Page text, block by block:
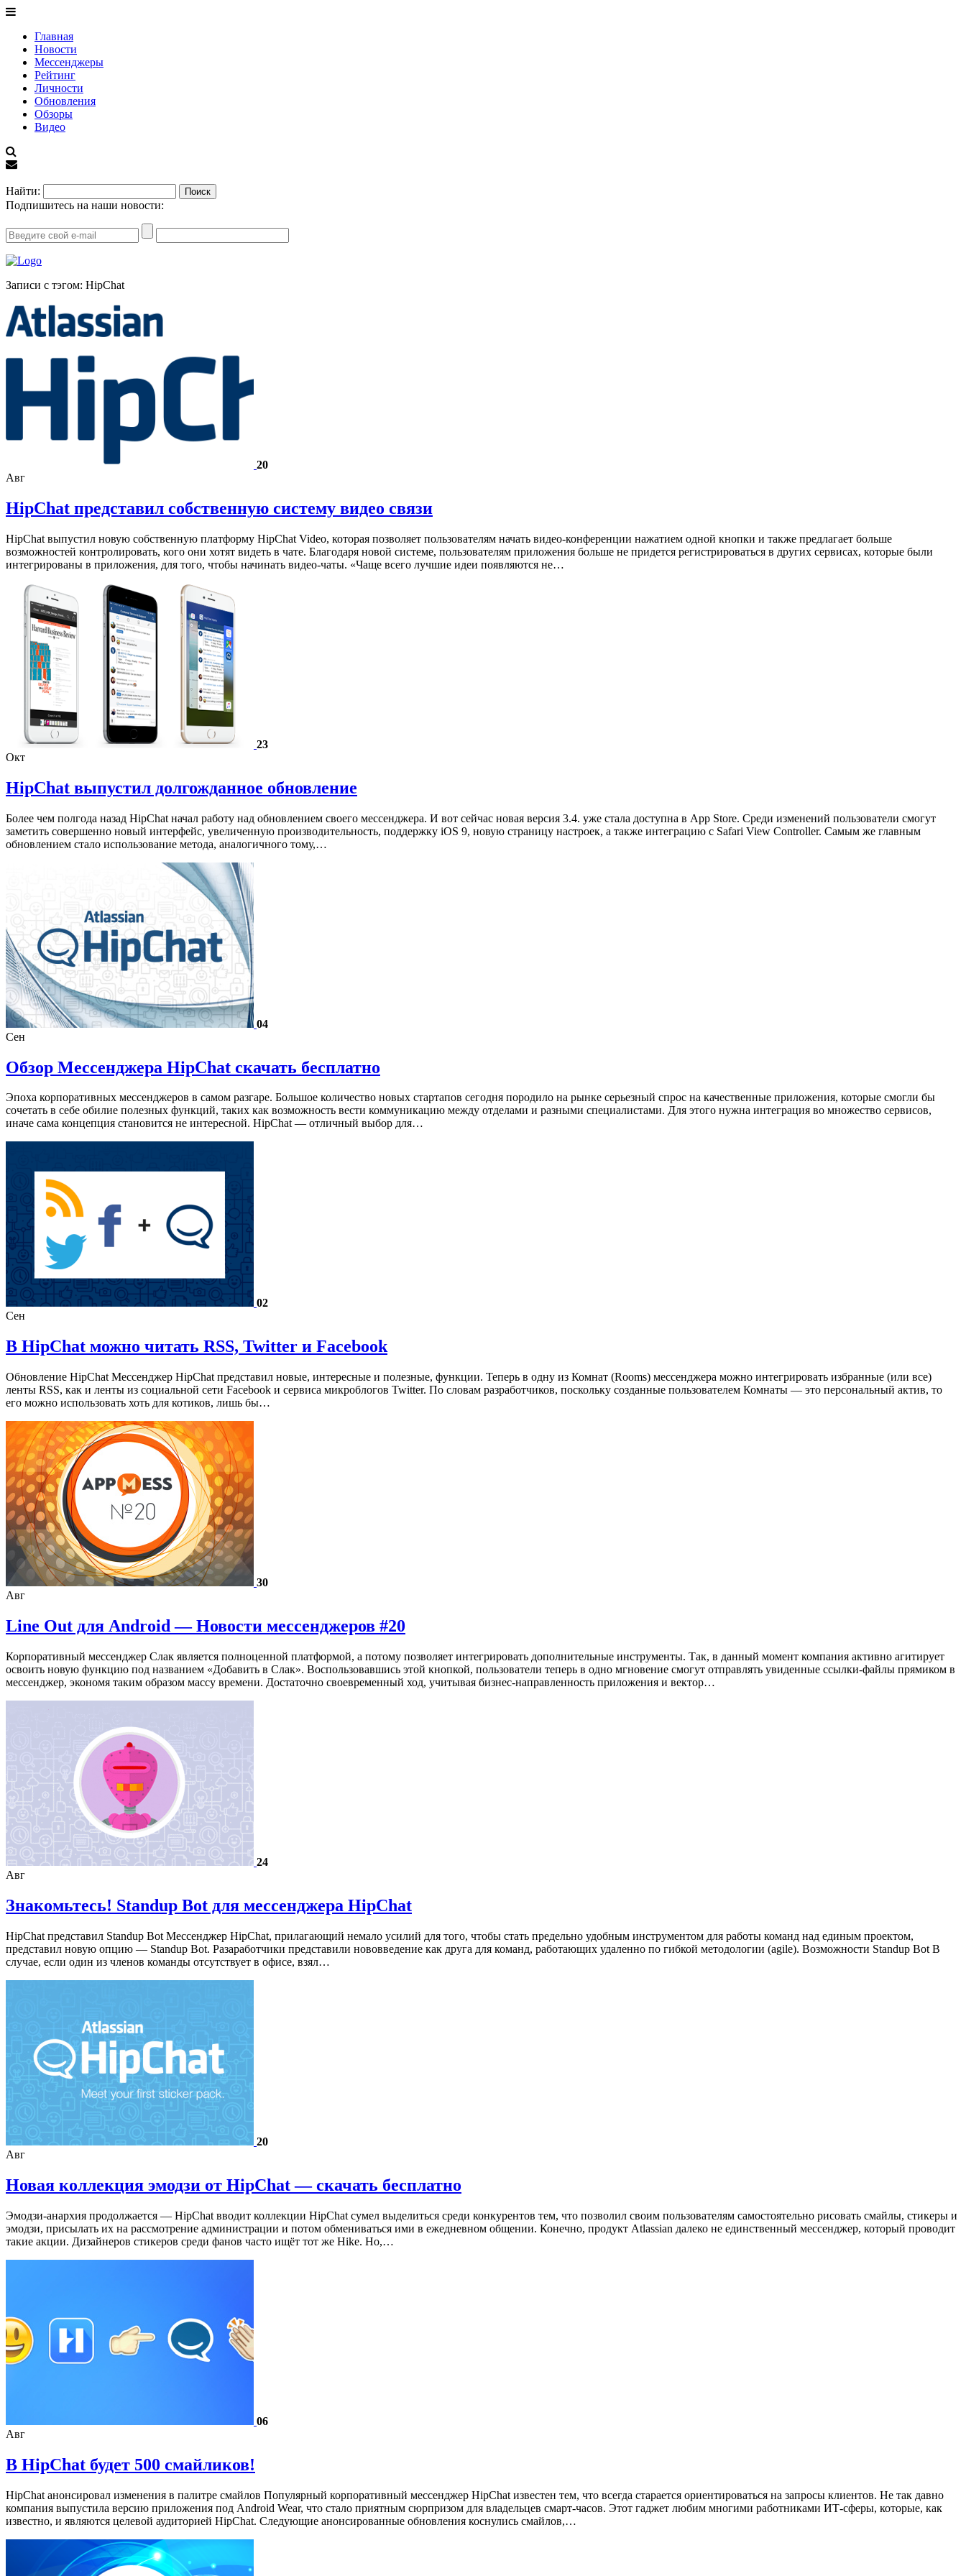
Главная
Новости
Мессенджеры
Рейтинг
Личности
Обновления
Обзоры
Видео
Найти:
Подпишитесь на наши новости:
Записи с тэгом: HipChat
20
Авг
HipChat представил собственную систему видео связи
HipChat выпустил новую собственную платформу HipChat Video, которая позволяет пользователям начать видео-конференции нажатием одной кнопки и также предлагает больше
возможностей контролировать, кого они хотят видеть в чате. Благодаря новой системе, пользователям приложения больше не придется регистрироваться в других сервисах, которые были
интегрированы в приложения, для того, чтобы начинать видео-чаты. «Чаще всего лучшие идеи появляются не…
23
Окт
HipChat выпустил долгожданное обновление
Более чем полгода назад HipChat начал работу над обновлением своего мессенджера. И вот сейчас новая версия 3.4. уже стала доступна в App Store. Среди изменений пользователи смогут
заметить совершенно новый интерфейс, увеличенную производительность, поддержку iOS 9, новую страницу настроек, а также интеграцию с Safari View Controller. Самым же главным
обновлением стало использование метода, аналогичного тому,…
04
Сен
Обзор Мессенджера HipChat скачать бесплатно
Эпоха корпоративных мессенджеров в самом разгаре. Большое количество новых стартапов сегодня породило на рынке серьезный спрос на качественные приложения, которые смогли бы
сочетать в себе обилие полезных функций, таких как возможность вести коммуникацию между отделами и разными специалистами. Для этого нужна интеграция во множество сервисов,
иначе сама концепция становится не интересной. HipChat — отличный выбор для…
02
Сен
В HipChat можно читать RSS, Twitter и Facebook
Обновление HipChat Мессенджер HipChat представил новые, интересные и полезные, функции. Теперь в одну из Комнат (Rooms) мессенджера можно интегрировать избранные (или все)
ленты RSS, как и ленты из социальной сети Facebook и сервиса микроблогов Twitter. По словам разработчиков, поскольку созданные пользователем Комнаты — это персональный актив, то
его можно использовать хоть для котиков, лишь бы…
30
Авг
Line Out для Android — Новости мессенджеров #20
Корпоративный мессенджер Слак является полноценной платформой, а потому позволяет интегрировать дополнительные инструменты. Так, в данный момент компания активно агитирует
освоить новую функцию под названием «Добавить в Слак». Воспользовавшись этой кнопкой, пользователи теперь в одно мгновение смогут отправлять увиденные ссылки-файлы прямиком в
мессенджер, экономя таким образом массу времени. Достаточно своевременный ход, учитывая бизнес-направленность приложения и вектор…
24
Авг
Знакомьтесь! Standup Bot для мессенджера HipChat
HipChat представил Standup Bot Мессенджер HipChat, прилагающий немало усилий для того, чтобы стать предельно удобным инструментом для работы команд над единым проектом,
представил новую опцию — Standup Bot. Разаработчики представили нововведение как друга для команд, работающих удаленно по гибкой методологии (agile). Возможности Standup Bot В
случае, если один из членов команды отсутствует в офисе, взял…
20
Авг
Новая коллекция эмодзи от HipChat — скачать бесплатно
Эмодзи-анархия продолжается — HipChat вводит коллекции HipChat сумел выделиться среди конкурентов тем, что позволил своим пользователям самостоятельно рисовать смайлы, стикеры и
эмодзи, присылать их на рассмотрение администрации и потом обмениваться ими в ежедневном общении. Конечно, продукт Atlassian далеко не единственный мессенджер, который проводит
такие акции. Дизайнеров стикеров среди фанов часто ищёт тот же Hike. Но,…
06
Авг
В HipChat будет 500 смайликов!
HipChat анонсировал изменения в палитре смайлов Популярный корпоративный мессенджер HipChat известен тем, что всегда старается ориентироваться на запросы клиентов. Не так давно
компания выпустила версию приложения под Android Wear, что стало приятным сюрпризом для владельцев смарт-часов. Этот гаджет любим многими работниками ИТ-сферы, которые, как
известно, и являются целевой аудиторией HipChat. Следующие анонсированные обновления коснулись смайлов,…